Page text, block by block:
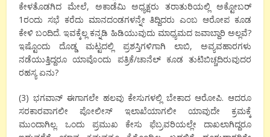
ಕೇಳತೊಡಗಿದ ಮೇಲೆ, ಅಕಾಡೆಮಿ ಅಧ್ಯಕ್ಷರು ತರಾತುರಿಯಲ್ಲಿ ಅಕ್ಟೋಬರ್
1ರಂದು ಸಭೆ ಕರೆದು ಮಾನದಂಡಗಳನ್ನೇ ತಿದ್ದಿದರು ಎಂಬ ಆರೋಪ ಕೂಡ
ಕೇಳಿ ಬಂದಿದೆ. ಇವಕ್ಕೆಲ್ಲ ಕನ್ನಡಿ ಹಿಡಿಯುವುದು ಮಾಧ್ಯಮದ ಜವಾಬ್ದಾರಿ ಅಲ್ಲವೆ?
ಇಷ್ಟೊಂದು ದೊಡ್ಡ ಮಟ್ಟದಲ್ಲಿ ಪ್ರಶಸ್ತಿಗಳಿಗಾಗಿ ಲಾಬಿ, ಅವ್ಯವಹಾರಗಳು
ನಡೆಯುತ್ತಿದ್ದರೂ ಯಾವೊಂದು ಪತ್ರಿಕೆ/ಚಾನೆಲ್ ಕೂಡ ತುಟಿಬಿಚ್ಚದಿರುವುದರ
ರಹಸ್ಯ ಏನು?
(3) ಭಗವಾನ್ ಈಗಾಗಲೇ ಹಲವು ಕೇಸುಗಳಲ್ಲಿ ಬೇಕಾದ ಆರೋಪಿ. ಆದರೂ
ಸರಕಾರವಾಗಲೀ ಪೋಲೀಸ್ ಇಲಾಖೆಯಾಗಲೀ ಯಾವುದೇ ಕ್ರಮಕ್ಕೆ
ಮುಂದಾಗಿಲ್ಲ. ಒಂದು ಪ್ರಮುಖ ಕೇಸು ಫೆಬ್ರವರಿಯಲ್ಲೇ ದಾಖಲಾಗಿದ್ದರೂ